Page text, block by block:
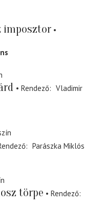
imposztor
Rendező
Vladimir
Parászka Miklós
törpe
Rendező